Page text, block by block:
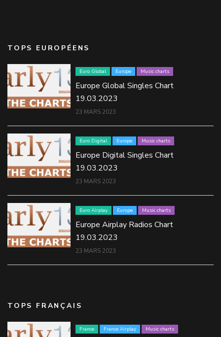
TOPS EUROPÉENS
Euro Global Europe Music charts
Europe Global Singles Chart
19.03.2023
23 MARS 2023
Euro Digital Europe Music charts
Europe Digital Singles Chart
19.03.2023
23 MARS 2023
Euro Airplay Europe Music charts
Europe Airplay Radios Chart
19.03.2023
23 MARS 2023
TOPS FRANÇAIS
France France Airplay Music charts